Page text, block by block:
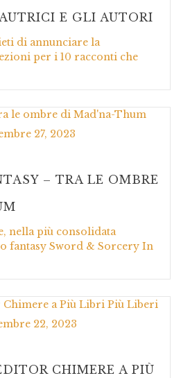
E GLI AUTORI
di annunciare la
per i 10 racconti che
27, 2023
– TRA LE OMBRE
nella più consolidata
fantasy Sword & Sorcery In
22, 2023
CHIMERE A PIÙ